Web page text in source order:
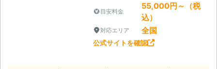
目安料金
55,000円～（税
込）
対応エリア 全国
公式サイトを確認